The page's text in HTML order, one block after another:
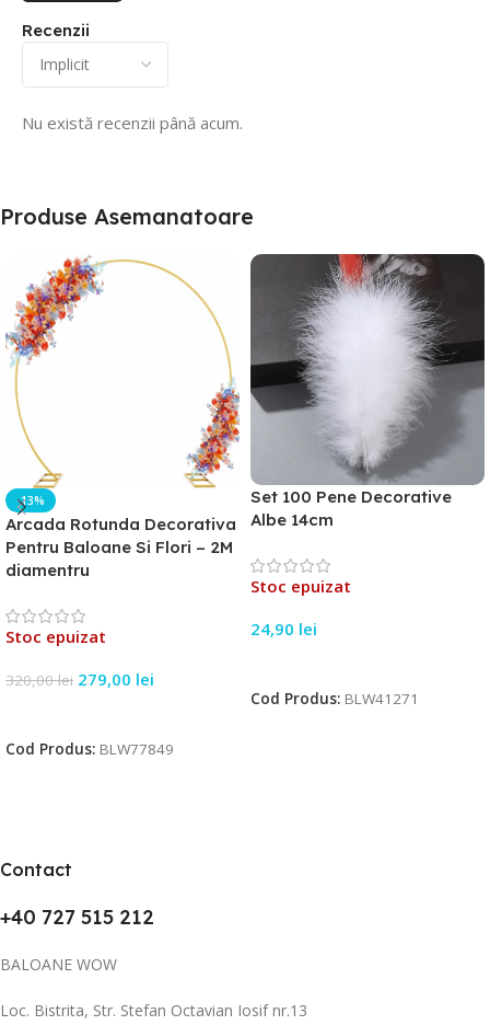
Recenzii
Nu există recenzii până acum.
Produse Asemanatoare
-13%
Arcada Rotunda Decorativa
Pentru Baloane Si Flori – 2M
diamentru
Stoc epuizat
320,00lei 279,00 lei
Cod Produs: BLW77849
Set 100 Pene Decorative
Albe 14cm
Stoc epuizat
24,90 lei
Cod Produs: BLW41271
Contact
+40 727 515 212
BALOANE WOW
Loc. Bistrita, Str. Stefan Octavian Iosif nr.13